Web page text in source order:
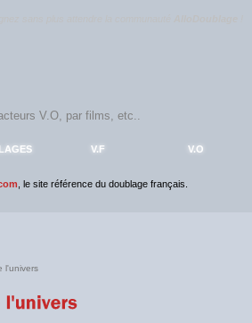
V.F V.O
, le site référence du doublage français.
l'univers